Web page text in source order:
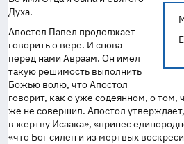
Духа.
Апостол Павел продолжает
говорить о вере. И снова
перед нами Авраам. Он имел
такую решимость выполнить
Божью волю, что Апостол
говорит, как о уже содеянном, о том,
же не совершил. Апостол
в жертву Исаака», «принес
«что Бог силен и из мертвых